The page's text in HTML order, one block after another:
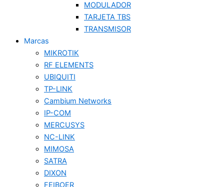
MODULADOR
TARJETA TBS
TRANSMISOR
Marcas
MIKROTIK
RF ELEMENTS
UBIQUITI
TP-LINK
Cambium Networks
IP-COM
MERCUSYS
NC-LINK
MIMOSA
SATRA
DIXON
FEIBOER